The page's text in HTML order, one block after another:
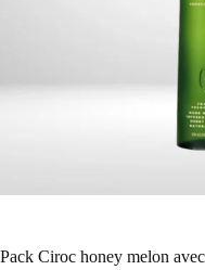
Pack Ciroc honey melon